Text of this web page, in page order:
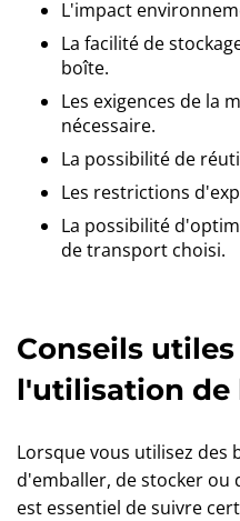
L'impact
La facilité de
boîte.
Les exigences de la
nécessaire.
La possibilité de
Les restrictions
La possibilité
de transport choisi.
Conseils
l'utilisation de
Lorsque vous utilisez des
d'emballer, de stocker ou
est essentiel de suivre